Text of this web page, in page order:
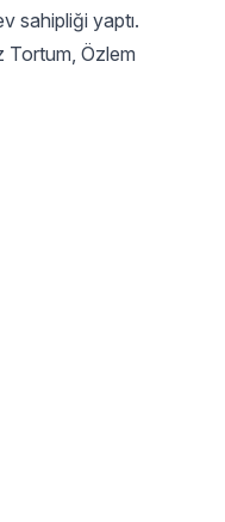
sahipliği yaptı.
Tortum, Özlem